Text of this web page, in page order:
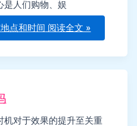
是人们购物、娱
点和时间 阅读全文 »
机对于效果的提升至关重